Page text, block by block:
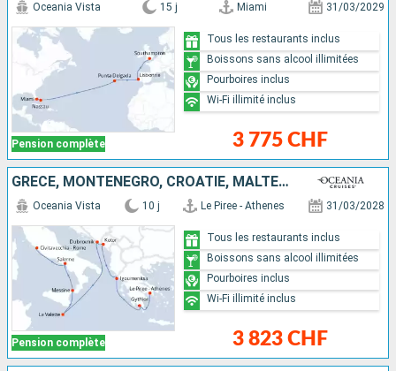
Pension complète
Oceania Vista 15 j Miami 31/03/2029
3 775 CHF
Tous les restaurants inclus
Boissons sans alcool illimitées
Pourboires inclus
Wi-Fi illimité inclus
GRÈCE, MONTÉNÉGRO, CROATIE, MALTE, ITALIE
Pension complète
Oceania Vista 10 j Le Piree - Athenes 31/03/2028
3 823 CHF
Tous les restaurants inclus
Boissons sans alcool illimitées
Pourboires inclus
Wi-Fi illimité inclus